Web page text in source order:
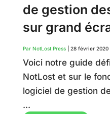
de gestion
sur grand
Par NotLost Press| 28 février 2020
Voici notre guide
NotLost et sur le
logiciel de gestion
...